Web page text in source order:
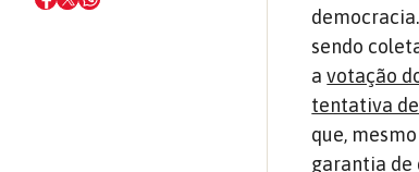
sendo
avotação
tentativa
que,
garantia de